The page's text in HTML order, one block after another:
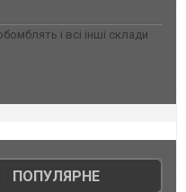
і всі інші склади
ПОПУЛЯРНЕ